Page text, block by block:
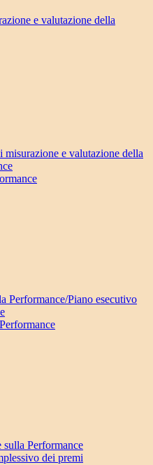
e valutazione della
misurazione e valutazione della
Performance/Piano esecutivo
sulla Performance
dei premi